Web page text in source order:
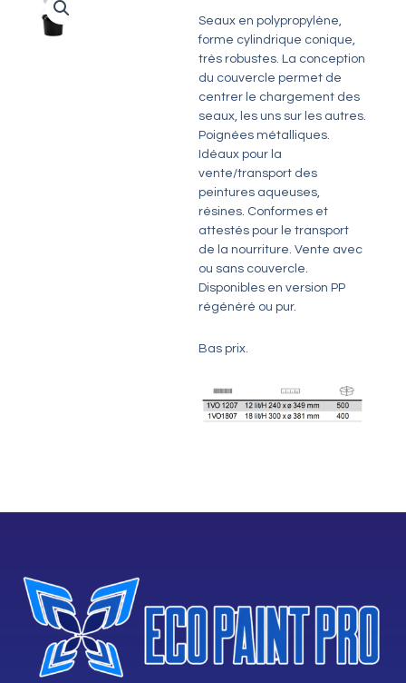
Seaux en polypropylène,
forme cylindrique conique,
très robustes. La conception
du couvercle permet de
centrer le chargement des
seaux, les uns sur les autres.
Poignées métalliques.
Idéaux pour la
vente/transport des
peintures aqueuses,
résines. Conformes et
attestés pour le transport
de la nourriture. Vente avec
ou sans couvercle.
Disponibles en version PP
régénéré ou pur.
Bas prix.